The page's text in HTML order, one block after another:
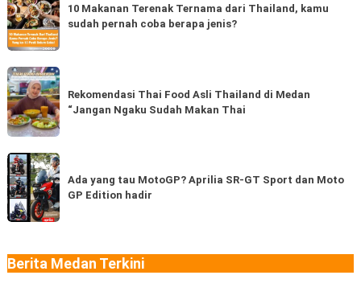
Makanan
Terenak
Ternama
dari
Thailand,
kamu
sudah
coba
berapa
jenis?
10 Makanan Terenak Ternama dari Thailand, kamu
sudah pernah coba berapa jenis?
Rekomendasi
Thai
Food
Asli
Thailand
di
Medan
“Jangan
Sudah
Makan
Rekomendasi Thai Food Asli Thailand di Medan
“Jangan Ngaku Sudah Makan Thai
Ada
yang
tau
MotoGP?
SR-
GT
Ada yang tau MotoGP? Aprilia SR-GT Sport dan Moto
GP Edition hadir
Berita Medan Terkini